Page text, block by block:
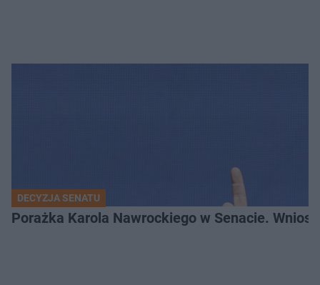
DECYZJA SENATU
Porażka Karola Nawrockiego w Senacie.